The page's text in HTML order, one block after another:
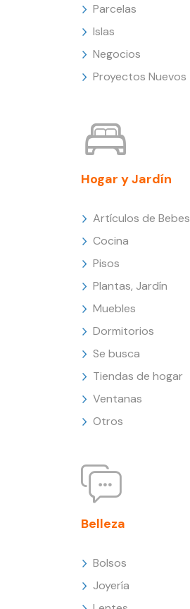
Parcelas
Islas
Negocios
Proyectos Nuevos
Hogar y Jardín
Artículos de Bebes
Cocina
Pisos
Plantas, Jardín
Muebles
Dormitorios
Se busca
Tiendas de hogar
Ventanas
Otros
Belleza
Bolsos
Joyería